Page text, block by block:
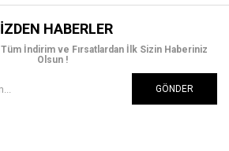
HABERLER
İndirim ve Fırsatlardan İlk Sizin Haberiniz
Olsun !
GÖNDER